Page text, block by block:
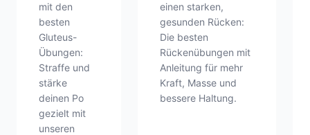
mit den
besten
Gluteus-
Übungen:
Straffe und
stärke
deinen Po
gezielt mit
unseren
einen starken,
gesunden Rücken:
Die besten
Rückenübungen mit
Anleitung für mehr
Kraft, Masse und
bessere Haltung.